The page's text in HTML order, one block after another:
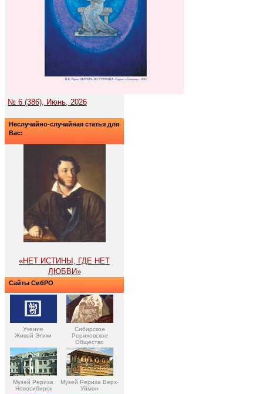
№ 6 (386), Июнь, 2026
Неслучайно-случайная статья для
Вас:
«НЕТ ИСТИНЫ, ГДЕ НЕТ
ЛЮБВИ»
Сайты СибРО
Учение
Живой Этики
Сибирское
Рериховское
Общество
Музей Рериха
Новосибирск
Музей Рериха Верх-
Уймон